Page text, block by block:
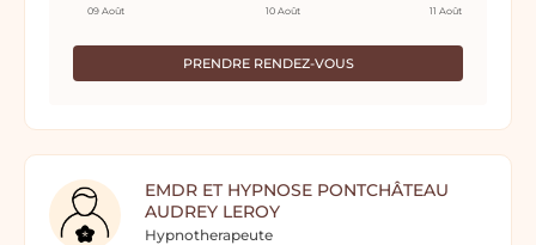
PRENDRE RENDEZ-VOUS
09 Août 10 Août 11 Août
EMDR ET HYPNOSE PONTCHÂTEAU
AUDREY LEROY
Hypnotherapeute